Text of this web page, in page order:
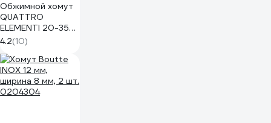
Обжимной хомут
QUATTRO
ELEMENTI 20-35
мм нержавеющая
сталь 2 шт 642-
227
4.2(10)